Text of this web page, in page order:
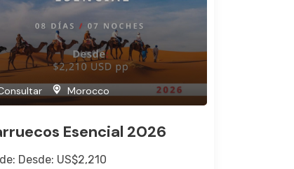
Morocco
Esencial 2026
Desde: US$2,210